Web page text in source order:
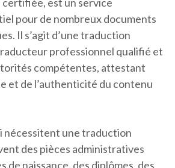
pour de nombreux documents
Il s’agit d’une traduction
professionnel qualifié et
compétentes, attestant
et de l’authenticité du contenu
nécessitent une traduction
des pièces administratives
de naissance, des diplômes, des